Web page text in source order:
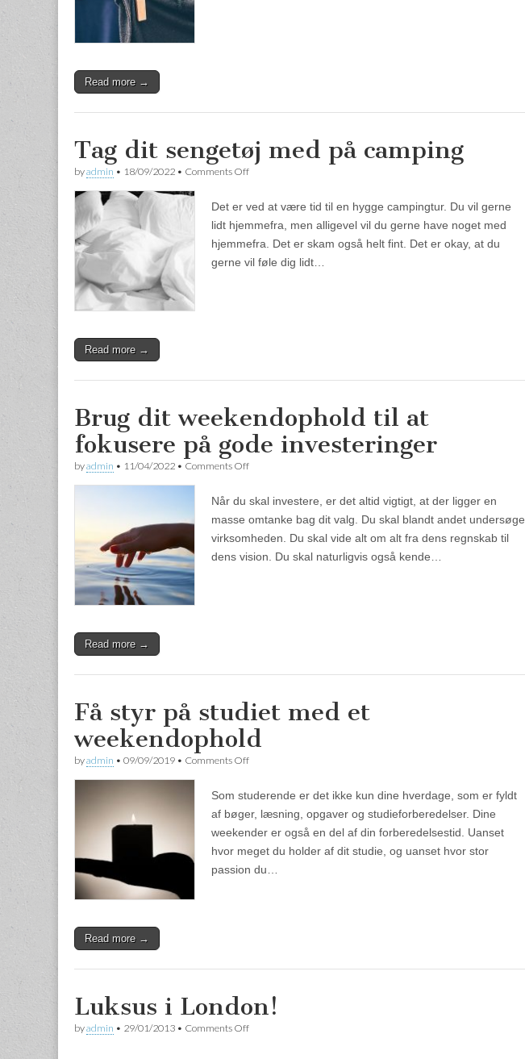
Read more →
Tag dit sengetøj med på camping
byadmin • 18/09/2022 • Comments Off
Det er ved at være tid til en hygge campingtur. Du vil gerne
lidt hjemmefra, men alligevel vil du gerne have noget med
hjemmefra. Det er skam også helt fint. Det er okay, at du
gerne vil føle dig lidt…
Read more →
Brug dit weekendophold til at
fokusere på gode investeringer
byadmin • 11/04/2022 • Comments Off
Når du skal investere, er det altid vigtigt, at der ligger en
masse omtanke bag dit valg. Du skal blandt andet undersøge
virksomheden. Du skal vide alt om alt fra dens regnskab til
dens vision. Du skal naturligvis også kende…
Read more →
Få styr på studiet med et
weekendophold
byadmin • 09/09/2019 • Comments Off
Som studerende er det ikke kun dine hverdage, som er fyldt
af bøger, læsning, opgaver og studieforberedelser. Dine
weekender er også en del af din forberedelsestid. Uanset
hvor meget du holder af dit studie, og uanset hvor stor
passion du…
Read more →
Luksus i London!
byadmin • 29/01/2013 • Comments Off